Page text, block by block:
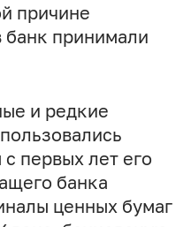
причине
банк принимали
и редкие
первых лет его
банка
ценных бумаг